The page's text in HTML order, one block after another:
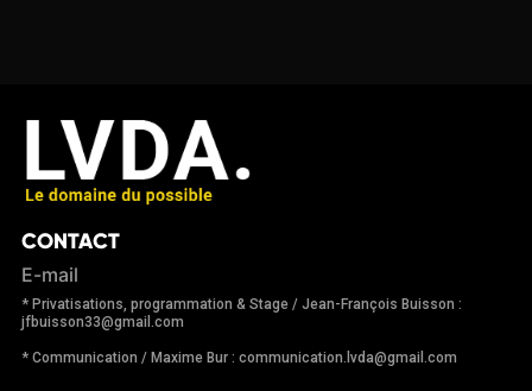
CONTACT
E-mail
* Privatisations, programmation & Stage / Jean-François Buisson :
jfbuisson33@gmail.com
* Communication / Maxime Bur : communication.lvda@gmail.com